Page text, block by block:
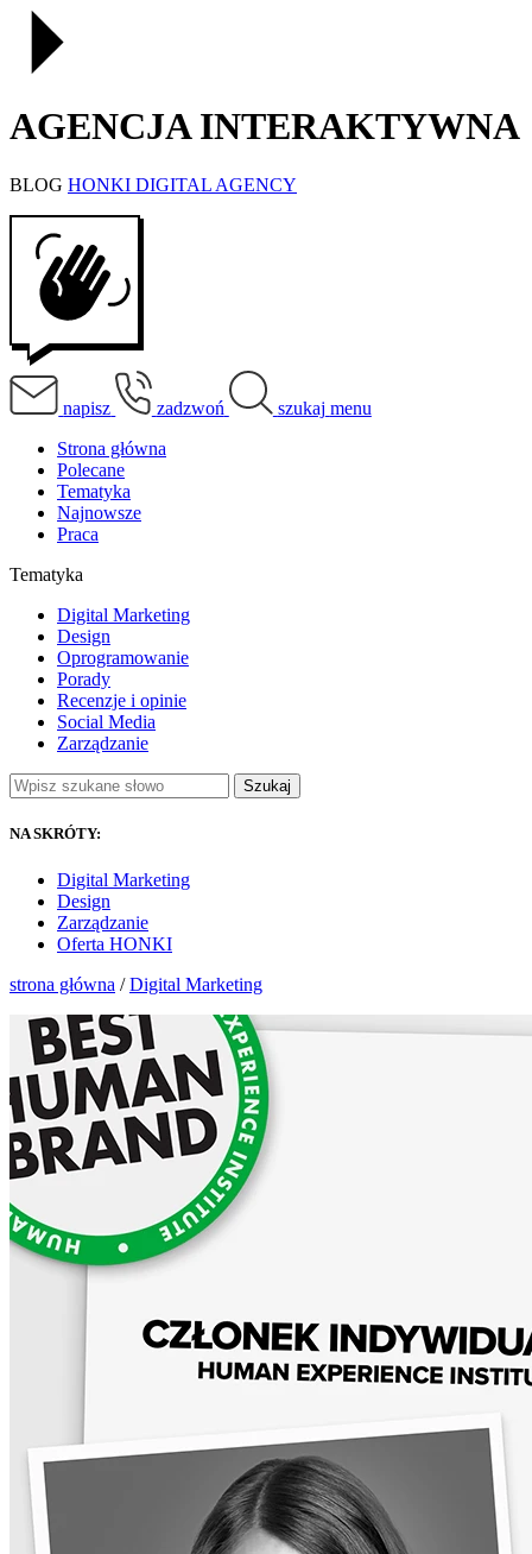
AGENCJA INTERAKTYWNA
BLOG HONKI DIGITAL AGENCY
napisz zadzwoń szukaj menu
Strona główna
Polecane
Tematyka
Najnowsze
Praca
Tematyka
Digital Marketing
Design
Oprogramowanie
Porady
Recenzje i opinie
Social Media
Zarządzanie
Szukaj
NA SKRÓTY:
Digital Marketing
Design
Zarządzanie
Oferta HONKI
strona główna /Digital Marketing